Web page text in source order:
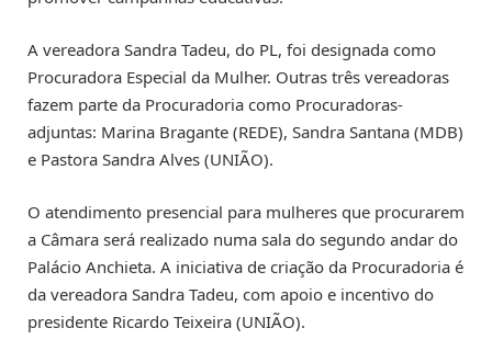
A vereadora Sandra Tadeu, do PL, foi designada como
Procuradora Especial da Mulher. Outras três vereadoras
fazem parte da Procuradoria como Procuradoras-
adjuntas: Marina Bragante (REDE), Sandra Santana (MDB)
e Pastora Sandra Alves (UNIÃO).
O atendimento presencial para mulheres que procurarem
a Câmara será realizado numa sala do segundo andar do
Palácio Anchieta. A iniciativa de criação da Procuradoria é
da vereadora Sandra Tadeu, com apoio e incentivo do
presidente Ricardo Teixeira (UNIÃO).